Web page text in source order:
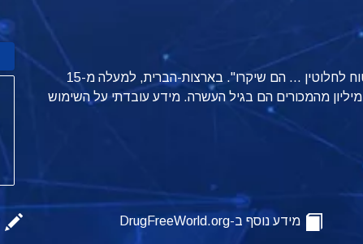
"הם אמרו ששימוש במשככי כאבים במרשם הוא בטוח לחלוטין ... הם שיקרו". בארצות-הברית, למעלה מ-15
מיליון בני אדם השתמשו לרעה בתרופות מרשם – 2 מיליון מהמכורים הם בגיל העשרה. מידע עובדתי על השימוש
מידע נוסף ב-DrugFreeWorld.org